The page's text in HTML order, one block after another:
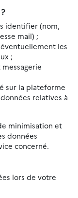
identifier (nom,
mail) ;
les
;
sur la plateforme
relatives à
minimisation et
données
concerné.
lors de votre